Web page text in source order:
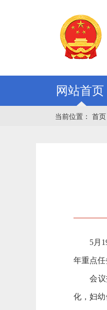
网站首页
当前位置： 首页
5月19
年重点
会议指
化，妇